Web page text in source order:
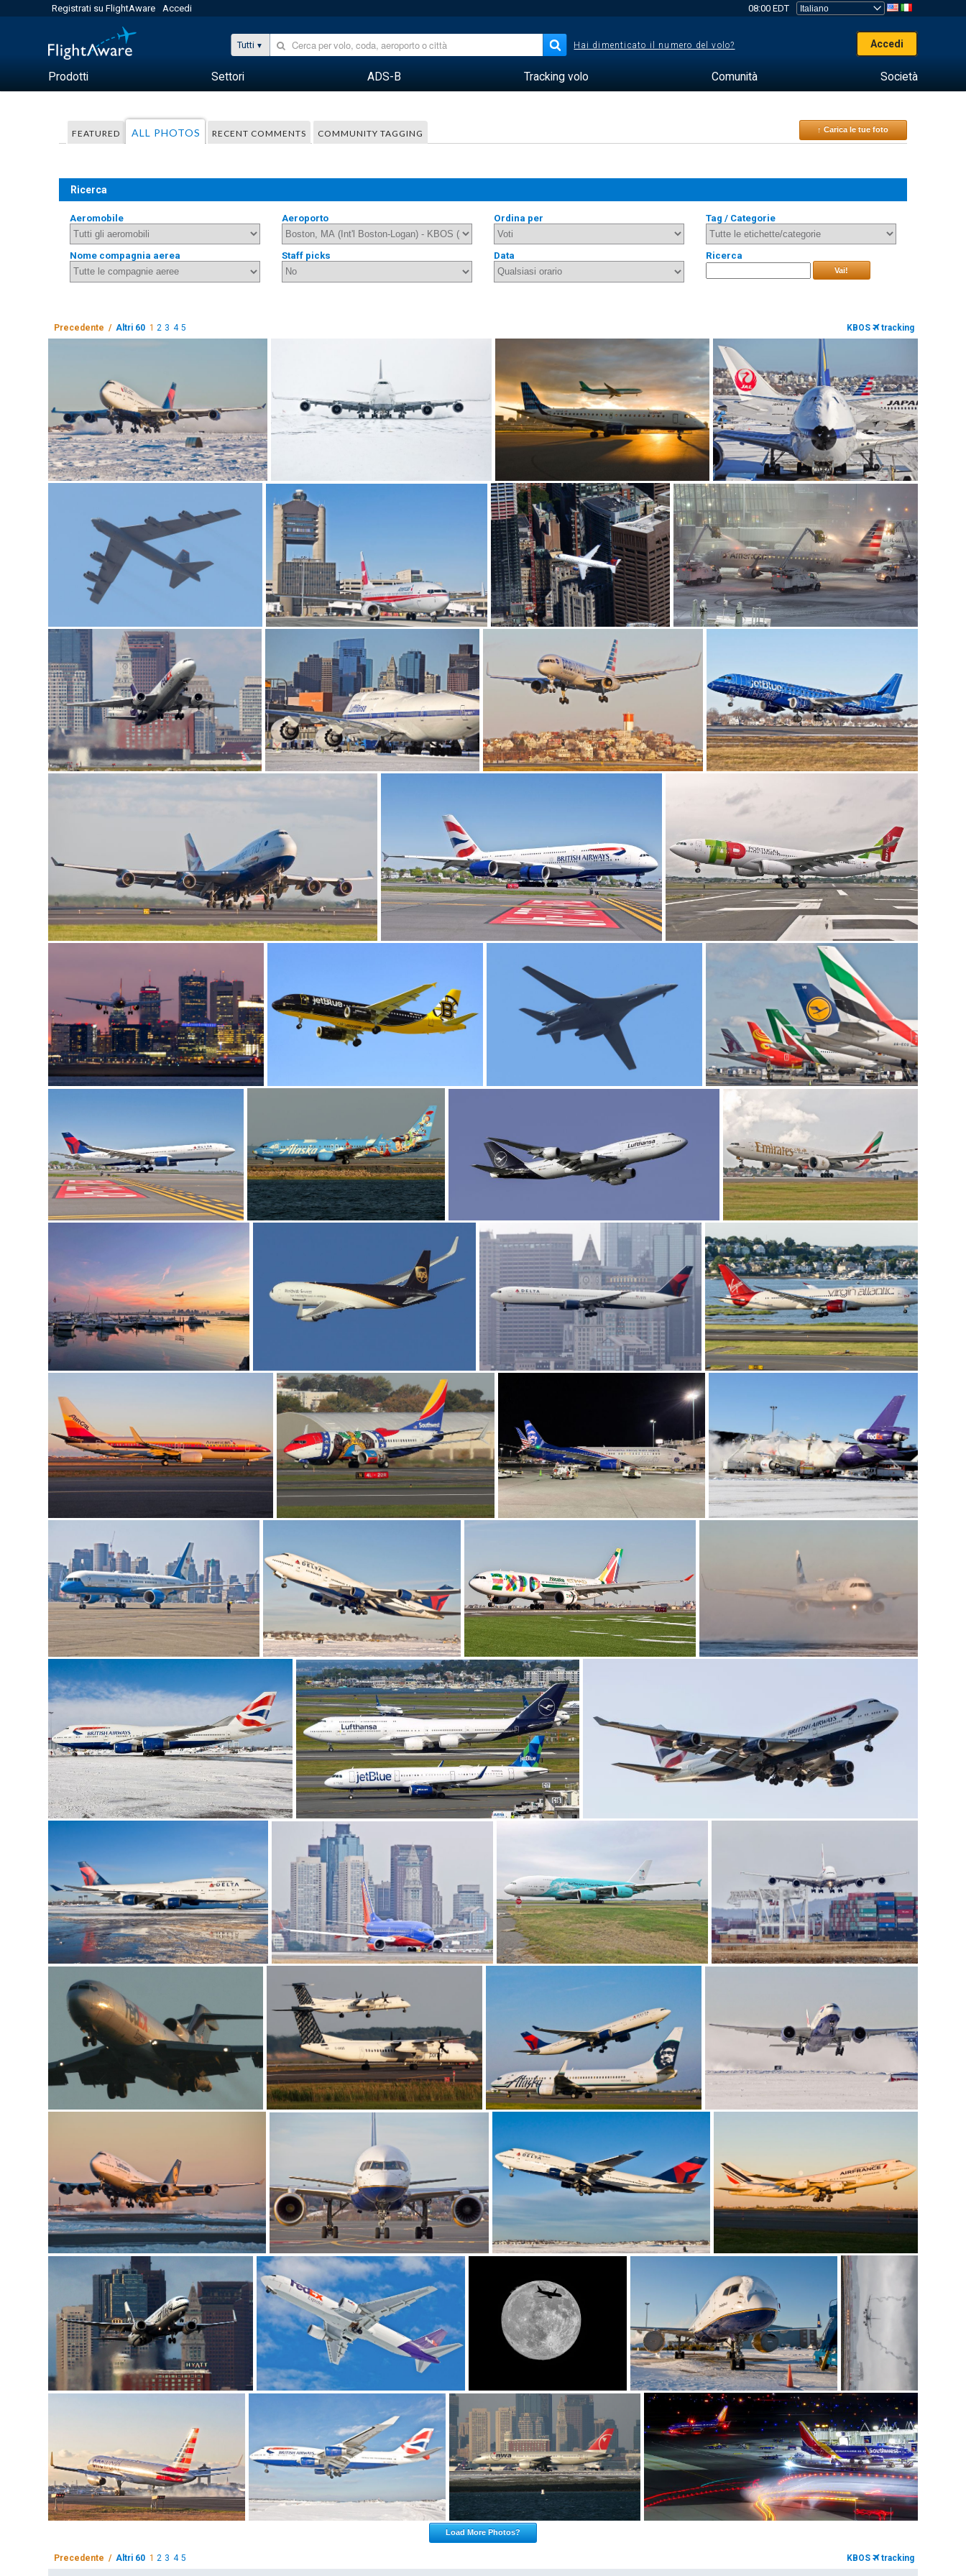
Registrati su FlightAware Accedi 08:00 EDT
Tutti Hai dimenticato il numero del volo? Accedi
Prodotti Settori ADS-B Tracking volo Comunità Società
FEATURED ALL PHOTOS RECENT COMMENTS COMMUNITY TAGGING ↑ Carica le tue foto
Ricerca
Aeromobile Aeroporto Ordina per Tag / Categorie
Nome compagnia aerea Staff picks Data Ricerca
Vai!
Precedente / Altri 60 1 2 3 4 5 KBOS tracking
Load More Photos?
Precedente / Altri 60 1 2 3 4 5 KBOS tracking